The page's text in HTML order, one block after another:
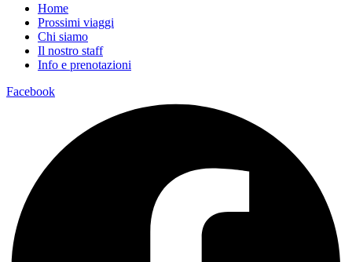
Home
Prossimi viaggi
Chi siamo
Il nostro staff
Info e prenotazioni
Facebook